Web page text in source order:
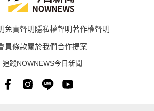
免責聲明隱私權聲明著作權聲明
員條款關於我們合作提案
追蹤NOWNEWS今日新聞